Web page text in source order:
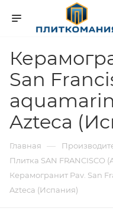
San
Azteca
Главная —
Плитка SAN FRANCISCO
Керамогранит Pav. San
Azteca (Испания)